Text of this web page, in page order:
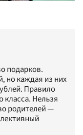
подарков.
но каждая из них
Правило
класса. Нельзя
родителей —